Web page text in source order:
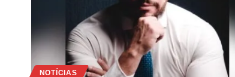
NOTÍCIAS